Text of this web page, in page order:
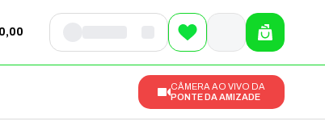
CÂMERA AO VIVO DA
PONTE DA AMIZADE